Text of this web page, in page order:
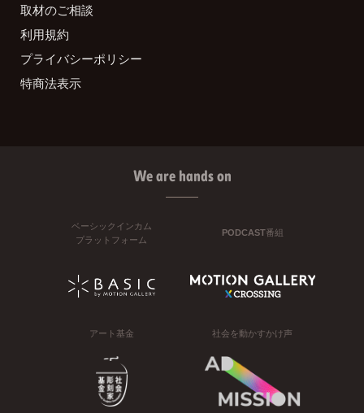
取材のご相談
利用規約
プライバシーポリシー
特商法表示
We are hands on
ベーシックインカム
プラットフォーム
PODCAST番組
アート基金 社会を動かすかけ声